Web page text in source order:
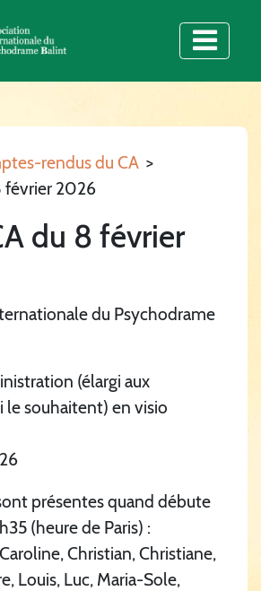
rendus du CA >
février 2026
du 8 février
du Psychodrame
(élargi aux
le souhaitent) en visio
présentes quand débute
(heure de Paris) :
Christian, Christiane,
Louis, Luc, Maria-Sole,